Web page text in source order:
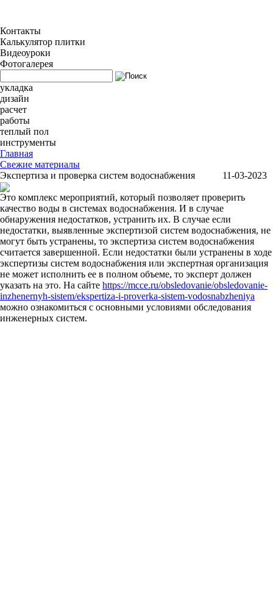
Контакты
Калькулятор плитки
Видеоуроки
Фотогалерея
укладка
дизайн
расчет
работы
теплый пол
инструменты
Главная
Свежие материалы
11-03-2023
Экспертиза и проверка систем водоснабжения
Это комплекс мероприятий, который позволяет проверить
качество воды в системах водоснабжения. И в случае
обнаружения недостатков, устранить их. В случае если
недостатки, выявленные экспертизой систем водоснабжения, не
могут быть устранены, то экспертиза систем водоснабжения
считается завершенной. Если недостатки были устранены в ходе
экспертизы систем водоснабжения или экспертная организация
не может исполнить ее в полном объеме, то эксперт должен
указать на это. На сайте https://mcce.ru/obsledovanie/obsledovanie-
inzhenernyh-sistem/ekspertiza-i-proverka-sistem-vodosnabzheniya
можно ознакомиться с основными условиями обследования
инженерных систем.